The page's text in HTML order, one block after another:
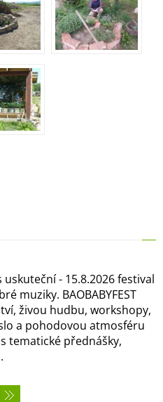
uskuteční - 15.8.2026 festival
muziky. BAOBABYFEST
živou hudbu, workshopy,
a pohodovou atmosféru
tematické přednášky,